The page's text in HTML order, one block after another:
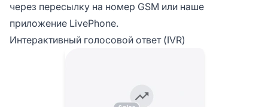
через пересылку на номер GSM или наше
приложение LivePhone.
Интерактивный голосовой ответ (IVR)